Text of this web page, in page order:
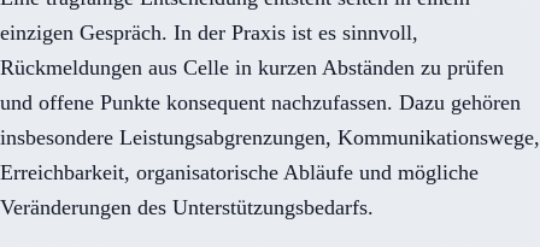
einzigen Gespräch. In der Praxis ist es sinnvoll,
Rückmeldungen aus Celle in kurzen Abständen zu prüfen
und offene Punkte konsequent nachzufassen. Dazu gehören
insbesondere Leistungsabgrenzungen, Kommunikationswege,
Erreichbarkeit, organisatorische Abläufe und mögliche
Veränderungen des Unterstützungsbedarfs.